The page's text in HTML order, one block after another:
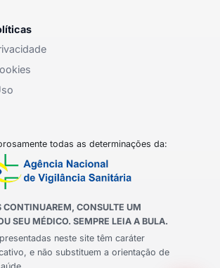
todas as determinações da:
CONTINUAREM, CONSULTE UM
SEU MÉDICO. SEMPRE LEIA A BULA.
neste site têm caráter
e não substituem a orientação de